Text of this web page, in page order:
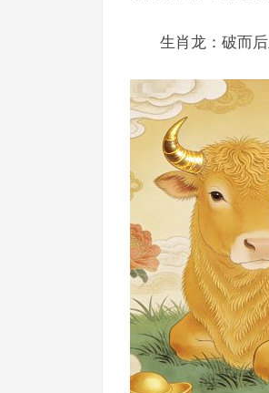
生肖龙：破而